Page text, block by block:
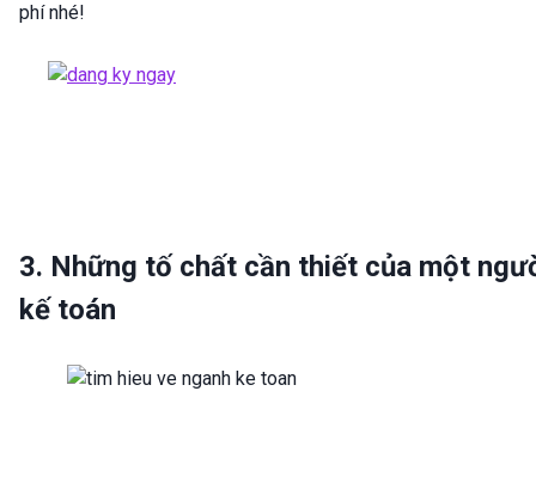
phí nhé!
3. Những tố chất cần thiết của một
kế toán